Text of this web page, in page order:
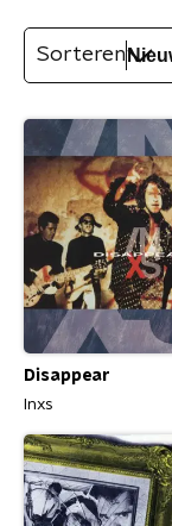
Sorteren
Disappear
Inxs